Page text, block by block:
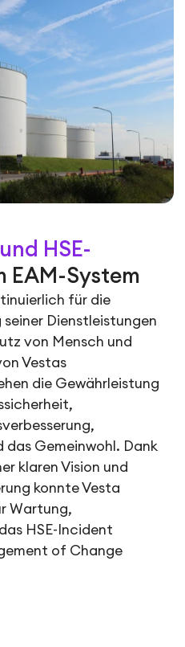
HSE-
EAM-System
für die
Dienstleistungen
von Mensch und
Vestas
die Gewährleistung
das Gemeinwohl. Dank
klaren Vision und
konnte Vesta
Wartung,
HSE-Incident
of Change